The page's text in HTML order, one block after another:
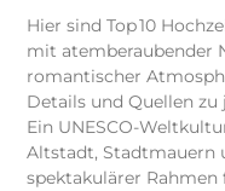
Hier sind Top 10
mit atemberaubender
romantischer
Details und Quellen
Ein UNESCO-
Altstadt, Stadtmauern
spektakulärer